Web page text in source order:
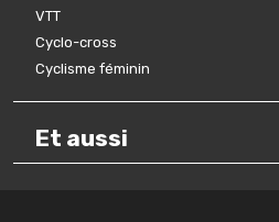
VTT
Cyclo-cross
Cyclisme féminin
Et aussi